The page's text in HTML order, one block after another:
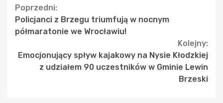
Continue
Reading
Poprzedni:
Policjanci z Brzegu triumfują w nocnym
półmaratonie we Wrocławiu!
Kolejny:
Emocjonujący spływ kajakowy na Nysie Kłodzkiej
z udziałem 90 uczestników w Gminie Lewin
Brzeski